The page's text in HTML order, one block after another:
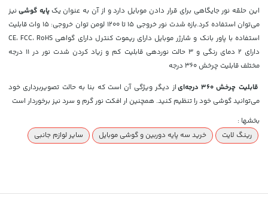
این حلقه نور جایگاهی برای قرار دادن موبایل دارد و از آن به عنوان یک پایه گوشینیز
می‌توان استفاده کرد.
بازه شدت نور خروجی ۱۵ تا ۱۲۰۰ لومن توان خروجی: ۱۵ وات قابلیت
استفاده با پاور بانک و شارژر موبایل دارای ریموت کنترل دارای گواهی CE، FCC، RoHS
دارای ۲ دمای رنگی و ۳ حالت نوردهی قابلیت کم و زیاد کردن شدت نور در ۱۱ درجه
مختلف قابلیت چرخش ۳۶۰ درجه
قابلیت چرخش 360 درجه‌ای
از دیگر ویژگی آن است که بنا به حالت تصویربرداری خود
می‌توانید گوشی خود را تنظیم کنید. همچنین ار افکت نور گرم و سرد نیز برخوردار است
بخشها :
رینگ لایت
خرید سه‌ پایه دوربین و گوشی موبایل سایر لوازم جانبی